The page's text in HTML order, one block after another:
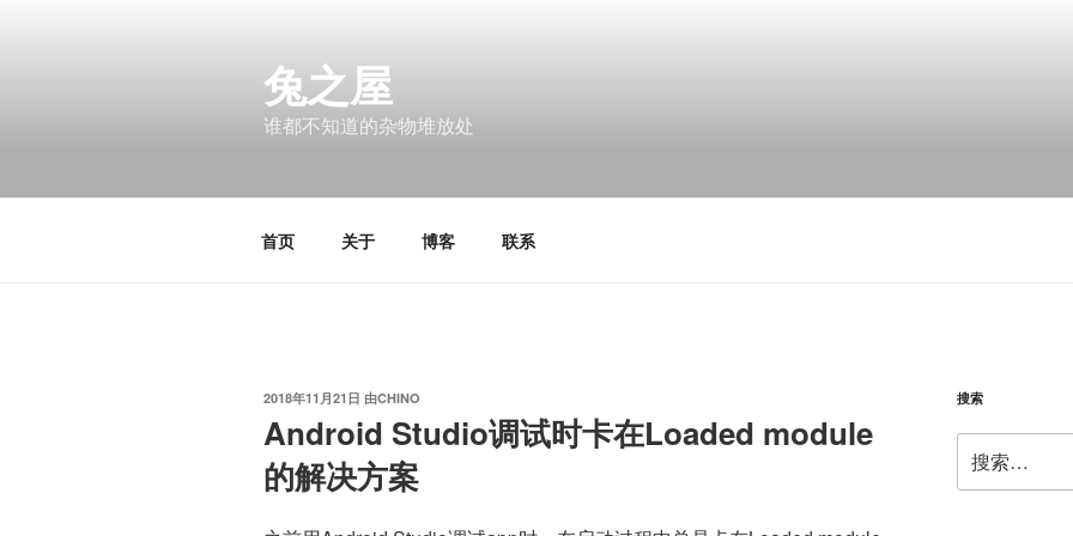
兔之屋
谁都不知道的杂物堆放处
首页 关于 博客 联系
发
于
2018年11月21日 由CHINO
Android Studio调试时卡在Loaded module
的解决方案
搜索
索：